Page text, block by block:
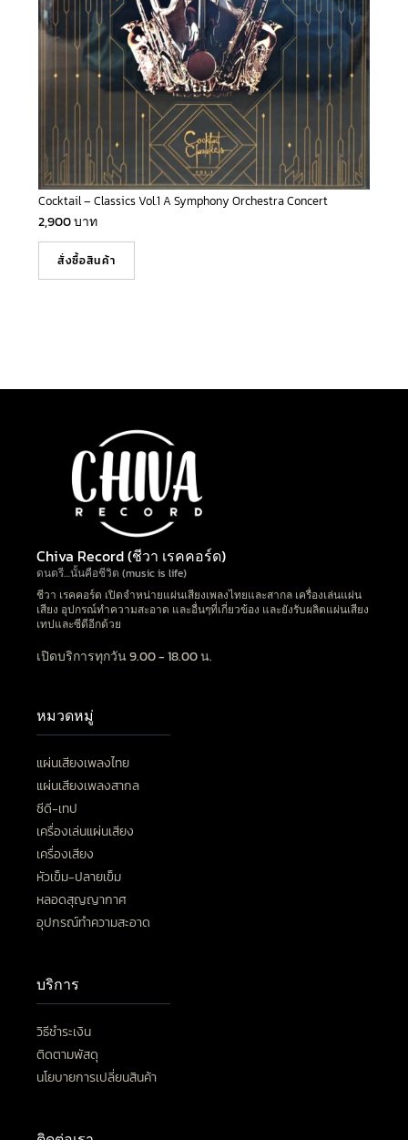
Cocktail – Classics Vol.1 A Symphony Orchestra Concert
2,900บาท
สั่งซื้อสินค้า
Chiva Record (ชีวา เรคคอร์ด)
ดนตรี…นั้นคือชีวิต (music is life)
ชีวา เรคคอร์ด เปิดจำหน่ายแผ่นเสียงเพลงไทยและสากล เครื่องเล่นแผ่น
เสียง อุปกรณ์ทำความสะอาด และอื่นๆที่เกี่ยวข้อง และยังรับผลิตแผ่นเสียง
เทปและซีดีอีกด้วย
เปิดบริการทุกวัน 9.00 - 18.00 น.
หมวดหมู่
แผ่นเสียงเพลงไทย
แผ่นเสียงเพลงสากล
ซีดี-เทป
เครื่องเล่นแผ่นเสียง
เครื่องเสียง
หัวเข็ม-ปลายเข็ม
หลอดสุญญากาศ
อุปกรณ์ทำความสะอาด
บริการ
วิธีชำระเงิน
ติดตามพัสดุ
นโยบายการเปลี่ยนสินค้า